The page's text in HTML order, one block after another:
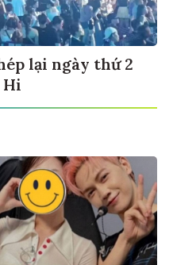
lại ngày thứ 2
Hi